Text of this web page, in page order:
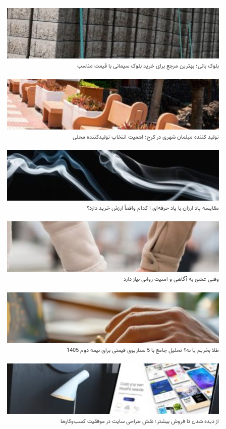
بلوک بانی؛ بهترین مرجع برای خرید بلوک سیمانی با قیمت مناسب
تولید کننده مبلمان شهری در کرج؛ اهمیت انتخاب تولیدکننده محلی
مقایسه پاد ارزان با پاد حرفه‌ای | کدام واقعاً ارزش خرید دارد؟
وقتی عشق به آگاهی و امنیت روانی نیاز دارد
طلا بخریم یا نه؟ تحلیل جامع با 5 سناریوی قیمتی برای نیمه دوم 1405
از دیده شدن تا فروش بیشتر؛ نقش طراحی سایت در موفقیت کسب‌وکارها